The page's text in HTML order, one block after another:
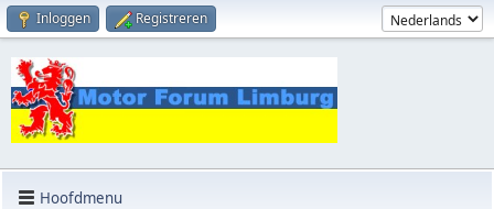
Inloggen Registreren
Hoofdmenu